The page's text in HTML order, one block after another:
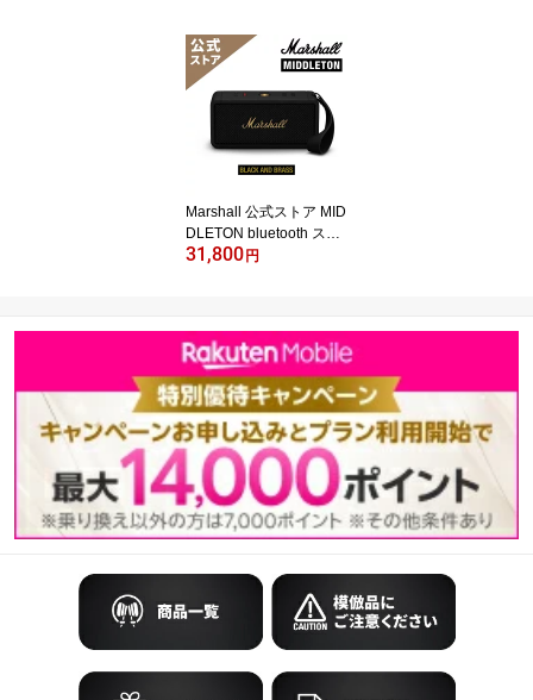
Marshall 公式ストア MID
DLETON bluetooth スピ
ーカーマーシャル ミドル
ワイヤレス 防水スピーカ
ー 音楽好き プレゼント
ギフト スピーカーblueto
oth スピーカーbluetooth
防水
31,800 円